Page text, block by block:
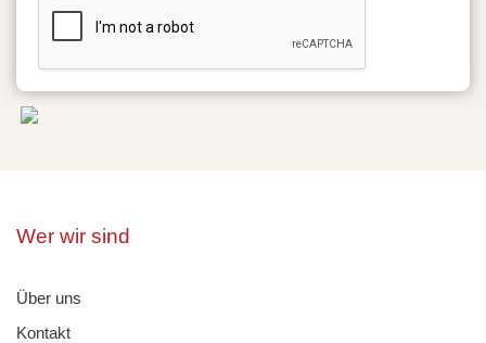
Wer wir sind
Über uns
Kontakt